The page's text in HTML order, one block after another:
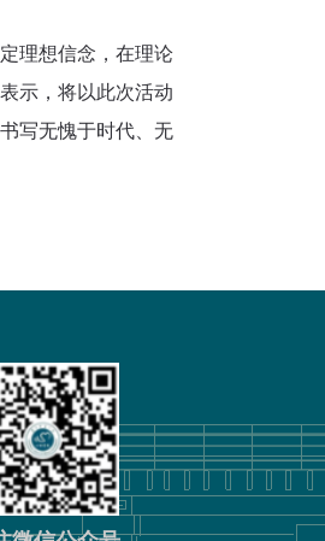
理想信念，在理论
示，将以此次活动
写无愧于时代、无